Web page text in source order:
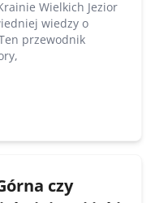
Wielkich Jezior
wiedzy o
przewodnik
czy